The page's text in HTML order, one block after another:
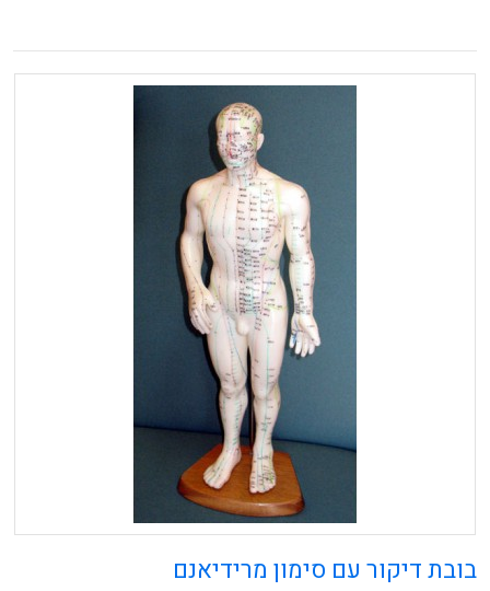
בובת דיקור עם סימון מרידיאנם